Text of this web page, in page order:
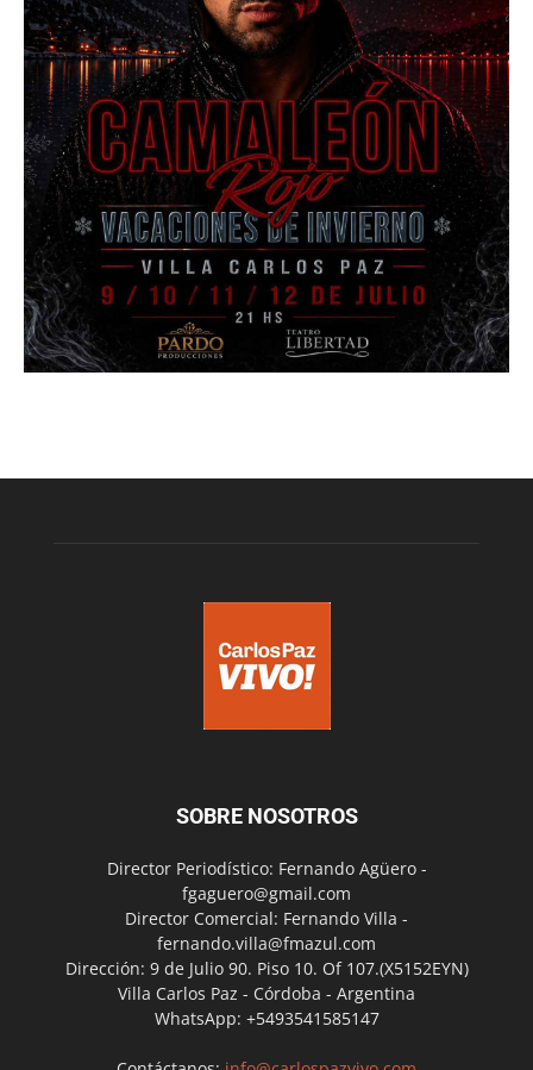
SOBRE NOSOTROS
Director Periodístico: Fernando Agüero -
fgaguero@gmail.com
Director Comercial: Fernando Villa -
fernando.villa@fmazul.com
Dirección: 9 de Julio 90. Piso 10. Of 107.(X5152EYN)
Villa Carlos Paz - Córdoba - Argentina
WhatsApp: +5493541585147